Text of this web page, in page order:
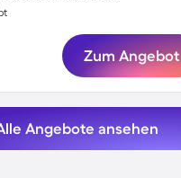
Zum Angebot
Angebote ansehen